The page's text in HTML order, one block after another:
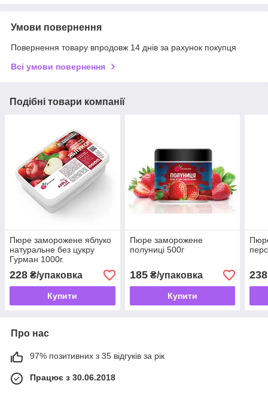
Умови повернення
Повернення товару впродовж 14 днів за рахунок покупця
Всі умови повернення
Подібні товари компанії
Пюре заморожене яблуко
натуральне без цукру
Гурман 1000г.
228 ₴/упаковка
Купити
Пюре заморожене
полуниці 500г
185₴/упаковка
Купити
238
Про нас
97% позитивних з 35 відгуків за рік
Працює з 30.06.2018